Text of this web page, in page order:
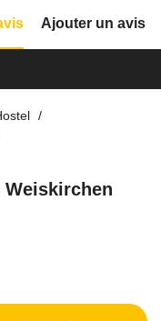
Weiskirchen
Ajouter un avis